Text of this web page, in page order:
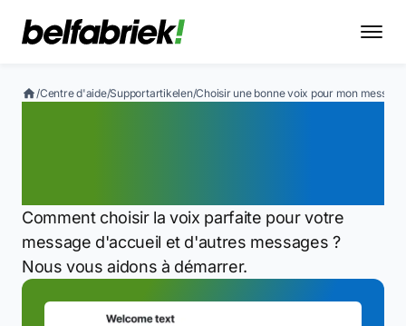
/Centre d'aide/Supportartikelen/Choisir une bonne voix pour mon
Comment choisir la voix parfaite pour votre
message d'accueil et d'autres messages ?
Nous vous aidons à démarrer.